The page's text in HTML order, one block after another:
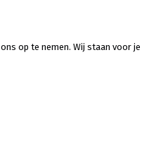
op te nemen. Wij staan voor je